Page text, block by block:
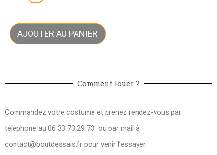
AJOUTER AU PANIER
Comment louer ?
Commandez votre costume et prenez rendez-vous par
téléphone au 06 33 73 29 73 ou par mail à
contact@boutdessais.fr pour venir l’essayer.